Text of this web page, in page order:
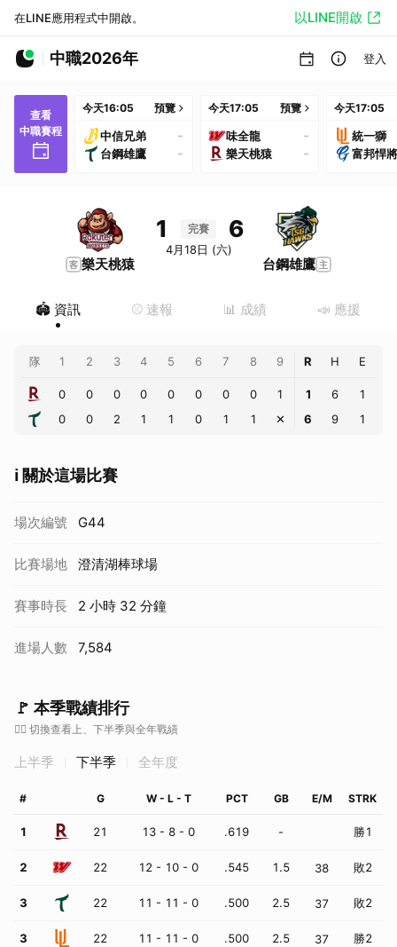
在LINE應用程式中開啟。 以LINE開啟
中職2026年 登入
查看
中職賽程
今天16:05 預覽
中信兄弟 -
台鋼雄鷹 -
今天17:05 預覽
味全龍 -
樂天桃猿 -
今天17:05
統一獅
富邦悍將
樂天桃猿
1 完賽 6
4月18日 (六)
台鋼雄鷹
🏟️ 資訊 ⚾️ 速報 📊 成績 📣 應援
隊 1 2 3 4 5 6 7 8 9
0 0 0 0 0 0 0 0
1
0
0 2 1 1 0 1 1 ✕
R H E
1 6
1
6
9 1
ℹ️ 關於這場比賽
場次編號 G44
比賽場地 澄清湖棒球場
賽事時長 2 小時 32 分鐘
進場人數 7,584
🚩 本季戰績排行
👇🏼 切換查看上、下半季與全年戰績
上半季 下半季 全年度
# G W - L - T PCT GB E/M STRK
1 21 13 - 8 - 0 .619 - 勝1
2 22 12 - 10 - 0 .545 1.5 38 敗2
3 22 11 - 11 - 0 .500 2.5 37 敗2
3 22 11 - 11 - 0 .500 2.5 37 勝2